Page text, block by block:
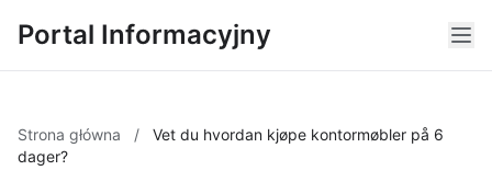
Portal Informacyjny
Strona główna /
Vet du hvordan kjøpe kontormøbler på 6
dager?